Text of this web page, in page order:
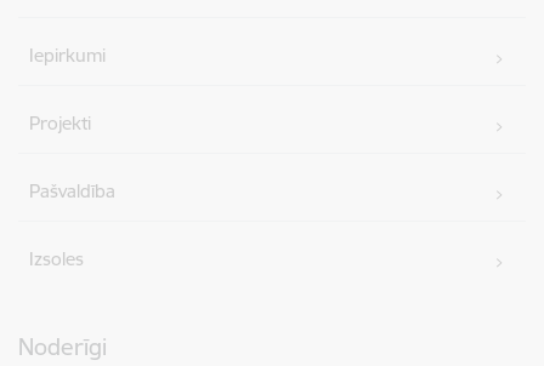
Iepirkumi
Projekti
Pašvaldība
Izsoles
Noderīgi